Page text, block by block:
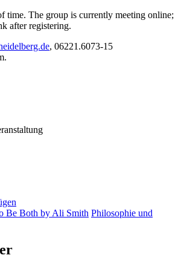
time. The group is currently meeting online;
after registering.
, 06221.6073-15
Be Both by Ali Smith Philosophie und